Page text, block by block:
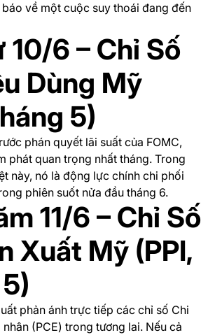
về một cuộc suy thoái đang đến
10/6 – Chỉ Số
Dùng Mỹ
5)
phán quyết lãi suất của FOMC,
phát quan trọng nhất tháng. Trong
này, nó là động lực chính chi phối
phiên suốt nửa đầu tháng 6.
11/6 – Chỉ Số
Xuất Mỹ (PPI,
phản ánh trực tiếp các chỉ số Chi
(PCE) trong tương lai. Nếu cả